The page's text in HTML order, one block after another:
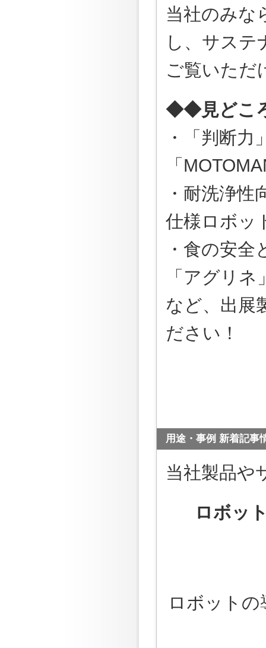
当社のみな
し、サステ
ご覧いただ
◆◆見どこ
・「判断
「
・耐洗浄
仕様ロボッ
・食の安
「アグリネ
など、出展
ださい！
用途・事例 新着記事
当社製品や
ロボッ
ロボット